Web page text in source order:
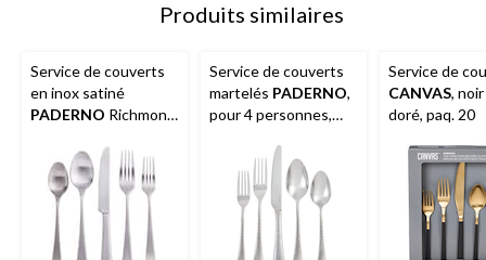
Produits similaires
Service de couverts
en inox satiné
PADERNO Richmond
pièces
Service de couverts
martelés PADERNO,
pour 4 personnes,
Service de
CANVAS,
doré, paq. 20